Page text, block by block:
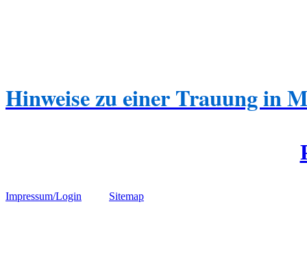
Hinweise zu einer Trauung in
Impressum/Login Sitemap